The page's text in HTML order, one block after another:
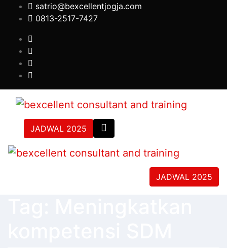
satrio@bexcellentjogja.com
0813-2517-7427
JADWAL 2025
JADWAL 2025